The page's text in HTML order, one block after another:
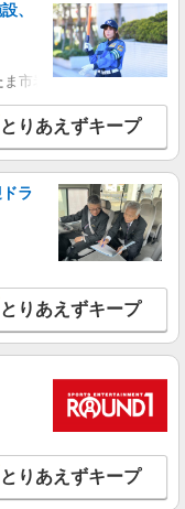
、
市岩槻区・久喜市・蓮田
とりあえずキープ
ラ
とりあえずキープ
とりあえずキープ